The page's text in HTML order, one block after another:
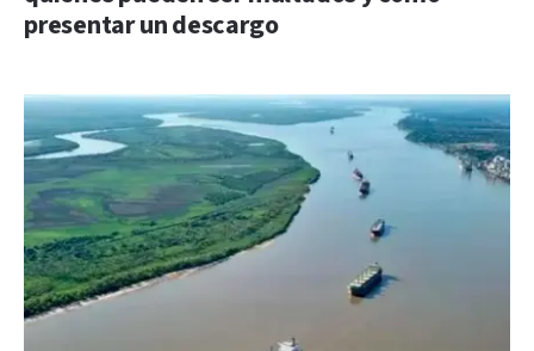
presentar un descargo